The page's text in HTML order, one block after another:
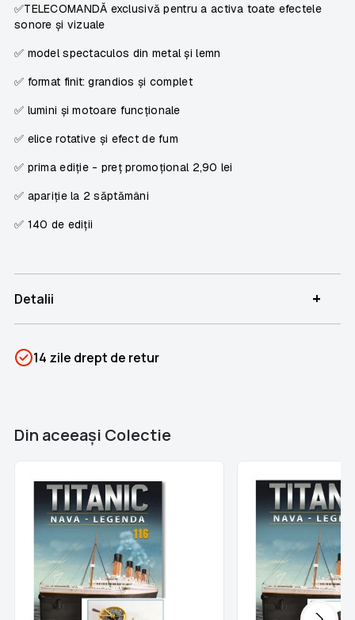
✅TELECOMANDĂ exclusivă pentru a activa toate efectele
sonore și vizuale
✅ model spectaculos din metal și lemn
✅ format finit: grandios și complet
✅ lumini și motoare funcționale
✅ elice rotative și efect de fum
✅ prima ediție - preț promoțional 2,90 lei
✅ apariție la 2 săptămâni
✅ 140 de ediții
Detalii +
Categorii
Titanic
14 zile drept de retur
Din aceeaşi Colectie